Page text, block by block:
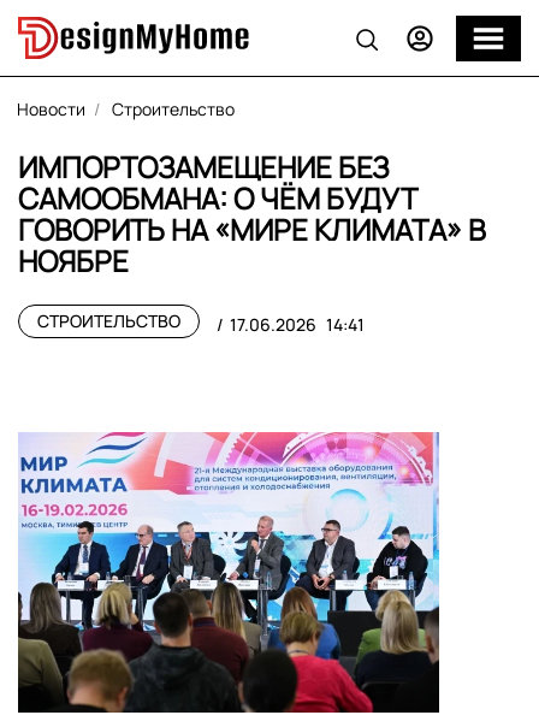
Новости Строительство
ИМПОРТОЗАМЕЩЕНИЕ БЕЗ
САМООБМАНА: О ЧЁМ БУДУТ
ГОВОРИТЬ НА «МИРЕ КЛИМАТА» В
НОЯБРЕ
СТРОИТЕЛЬСТВО 17.06.2026 14:41